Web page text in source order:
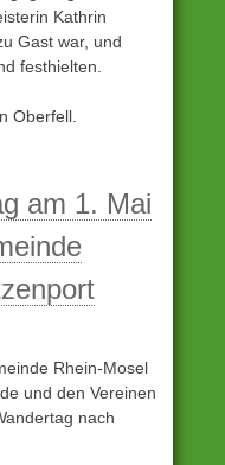
Kathrin
Gast war, und
festhielten.
Oberfell.
am 1. Mai
Rhein-Mosel
und den Vereinen
nach